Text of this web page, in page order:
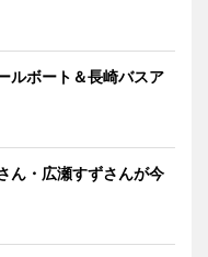
ルボート＆長崎バスア
ん・広瀬すずさんが今